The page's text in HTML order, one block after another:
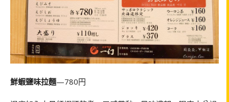
鮮蝦鹽味拉麵—780円